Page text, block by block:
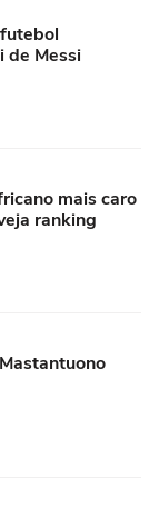
de Messi
mais caro
ranking